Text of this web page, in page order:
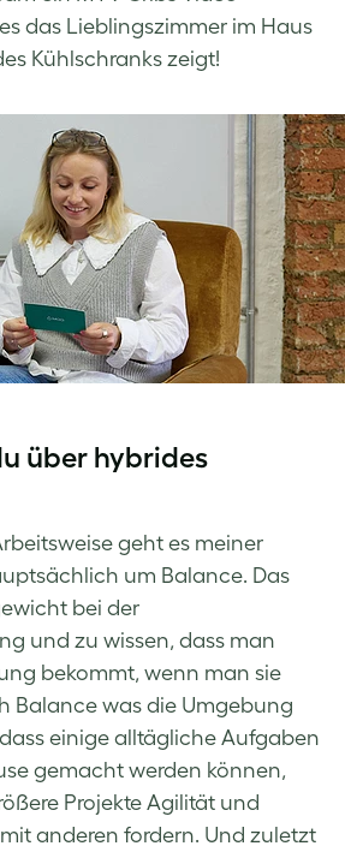
das Lieblingszimmer im Haus
Kühlschranks zeigt!
über hybrides
geht es meiner
um Balance. Das
bei der
und zu wissen, dass man
bekommt, wenn man sie
Balance was die Umgebung
einige alltägliche Aufgaben
gemacht werden können,
Projekte Agilität und
anderen fordern. Und zuletzt